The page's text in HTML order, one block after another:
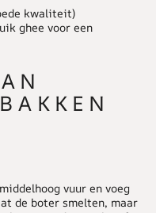
kwaliteit)
ghee voor een
vuur en voeg
de boter smelten, maar